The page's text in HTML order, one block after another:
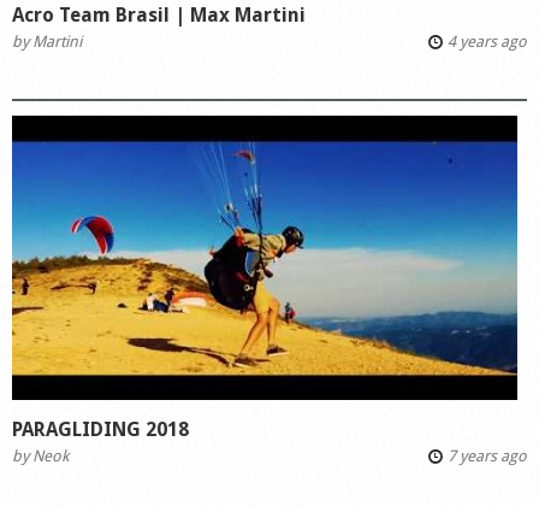
Acro Team Brasil | Max Martini
byMartini 4 years ago
PARAGLIDING 2018
byNeok 7 years ago